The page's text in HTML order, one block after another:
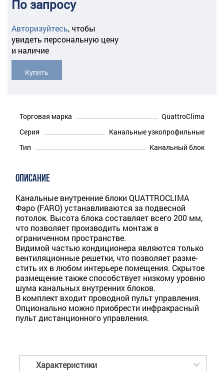
По запросу
Авторизуйтесь, чтобы
увидеть персональную цену
и наличие
Купить
Торговая марка
QuattroClima
Серия
Канальные узкопрофильные
Тип
Канальный блок
ОПИСАНИЕ
Канальные внутренние блоки QUATTROCLIMA
Фаро (FARO) устанавливаются за подвесной
потолок. Высота блока составляет всего 200 мм,
что позволяет производить монтаж в
ограниченном пространстве.
Видимой частью кондиционера являются только
вентиляционные решетки, что позволяет разме­
стить их в любом интерьере помещения. Скрытое
размещение также способствует низкому уровню
шума канальных внутренних блоков.
В комплект входит проводной пульт управления.
Опционально можно приобрести инфракрасный
пульт дистанционного управления.
Характеристики